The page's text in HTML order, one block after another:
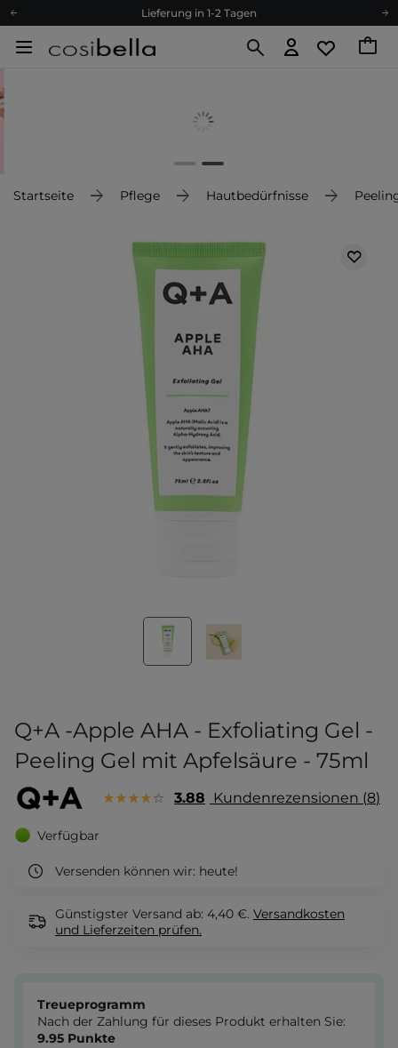
Lieferung in 1-2 Tagen
Empfehle uns weiter und sammle noch mehr Punkte
Versand nach Deutschland und Österreich
Lieferung in 1-2 Tagen
Empfehle uns weiter und sammle noch mehr Punkte
Ökologie
Startseite Pflege Hautbedürfnisse
Q+A -Apple AHA - Exfoliating Gel -
Peeling Gel mit Apfelsäure - 75ml
3.88 Kundenrezensionen 8
Verfügbar
Versenden können wir: heute!
Günstigster Versand ab: 4,40 €. Versandkosten
und Lieferzeiten prüfen.
Treueprogramm
Nach der Zahlung für dieses Produkt erhalten Sie:
9.95 Punkte